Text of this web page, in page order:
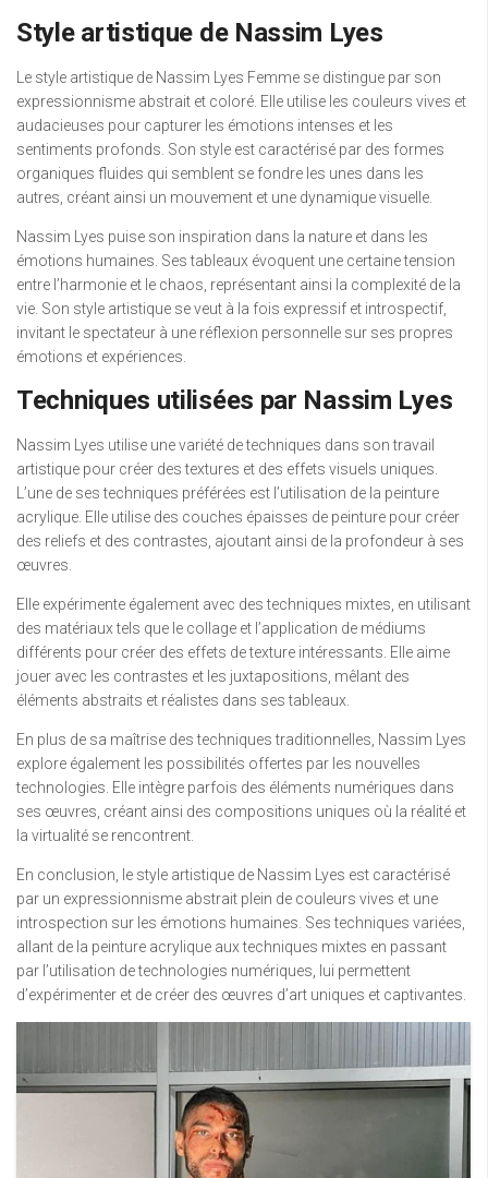
Style artistique de Nassim Lyes
Le style artistique de Nassim Lyes Femme se distingue par son
expressionnisme abstrait et coloré. Elle utilise les couleurs vives et
audacieuses pour capturer les émotions intenses et les
sentiments profonds. Son style est caractérisé par des formes
organiques fluides qui semblent se fondre les unes dans les
autres, créant ainsi un mouvement et une dynamique visuelle.
Nassim Lyes puise son inspiration dans la nature et dans les
émotions humaines. Ses tableaux évoquent une certaine tension
entre l’harmonie et le chaos, représentant ainsi la complexité de la
vie. Son style artistique se veut à la fois expressif et introspectif,
invitant le spectateur à une réflexion personnelle sur ses propres
émotions et expériences.
Techniques utilisées par Nassim Lyes
Nassim Lyes utilise une variété de techniques dans son travail
artistique pour créer des textures et des effets visuels uniques.
L’une de ses techniques préférées est l’utilisation de la peinture
acrylique. Elle utilise des couches épaisses de peinture pour créer
des reliefs et des contrastes, ajoutant ainsi de la profondeur à ses
œuvres.
Elle expérimente également avec des techniques mixtes, en utilisant
des matériaux tels que le collage et l’application de médiums
différents pour créer des effets de texture intéressants. Elle aime
jouer avec les contrastes et les juxtapositions, mêlant des
éléments abstraits et réalistes dans ses tableaux.
En plus de sa maîtrise des techniques traditionnelles, Nassim Lyes
explore également les possibilités offertes par les nouvelles
technologies. Elle intègre parfois des éléments numériques dans
ses œuvres, créant ainsi des compositions uniques où la réalité et
la virtualité se rencontrent.
En conclusion, le style artistique de Nassim Lyes est caractérisé
par un expressionnisme abstrait plein de couleurs vives et une
introspection sur les émotions humaines. Ses techniques variées,
allant de la peinture acrylique aux techniques mixtes en passant
par l’utilisation de technologies numériques, lui permettent
d’expérimenter et de créer des œuvres d’art uniques et captivantes.